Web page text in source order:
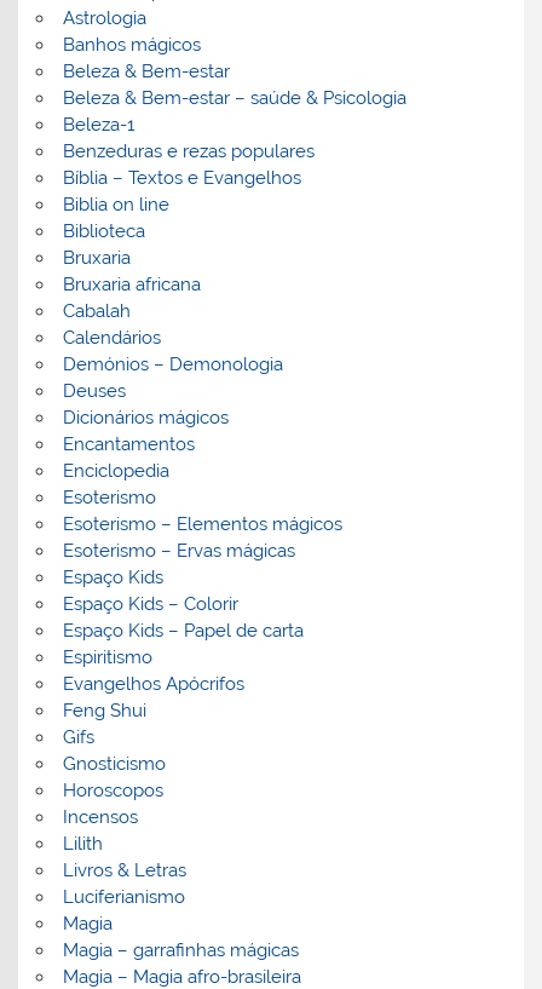
Astrologia
Banhos mágicos
Beleza & Bem-estar
Beleza & Bem-estar – saúde & Psicologia
Beleza-1
Benzeduras e rezas populares
Bíblia – Textos e Evangelhos
Biblia on line
Biblioteca
Bruxaria
Bruxaria africana
Cabalah
Calendários
Demónios – Demonologia
Deuses
Dicionários mágicos
Encantamentos
Enciclopedia
Esoterismo
Esoterismo – Elementos mágicos
Esoterismo – Ervas mágicas
Espaço Kids
Espaço Kids – Colorir
Espaço Kids – Papel de carta
Espiritismo
Evangelhos Apócrifos
Feng Shui
Gifs
Gnosticismo
Horoscopos
Incensos
Lilith
Livros & Letras
Luciferianismo
Magia
Magia – garrafinhas mágicas
Magia – Magia afro-brasileira